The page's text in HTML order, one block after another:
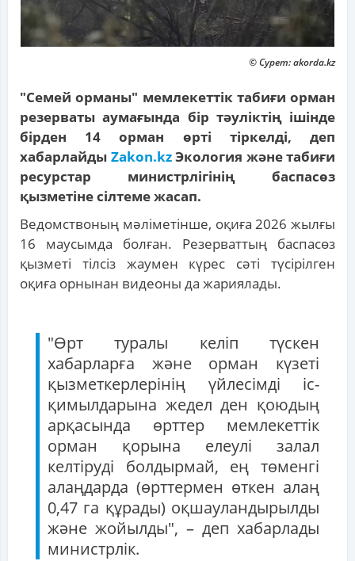
© Сурет: akorda.kz
"Семей орманы" мемлекеттік табиғи орман
резерваты аумағында бір тәуліктің ішінде
бірден 14 орман өрті тіркелді, деп
хабарлайды Zakon.kzЭкология және табиғи
ресурстар министрлігінің баспасөз
қызметіне сілтеме жасап.
Ведомствоның мәліметінше, оқиға 2026 жылғы
16 маусымда болған. Резерваттың баспасөз
қызметі тілсіз жаумен күрес сәті түсірілген
оқиға орнынан видеоны да жариялады.
"Өрт туралы келіп түскен
хабарларға және орман күзеті
қызметкерлерінің үйлесімді іс-
қимылдарына жедел ден қоюдың
арқасында өрттер мемлекеттік
орман қорына елеулі залал
келтіруді болдырмай, ең төменгі
алаңдарда (өрттермен өткен алаң
0,47 га құрады) оқшауландырылды
және жойылды", – деп хабарлады
министрлік.